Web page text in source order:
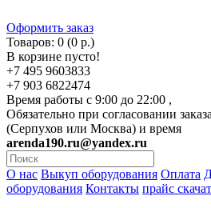
Оформить заказ
Товаров: 0 (0 р.)
В корзине пусто!
+7 495 9603833
+7 903 6822474
Время работы с 9:00 до 22:00 ,
Обязательно при согласовании
(Серпухов или Москва) и время
arenda190.ru@yandex.ru
О нас Выкуп оборудования Оплата
оборудования Контакты прайс